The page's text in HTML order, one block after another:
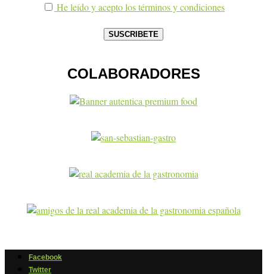
He leído y acepto los términos y condiciones
COLABORADORES
Facebook
Twitter